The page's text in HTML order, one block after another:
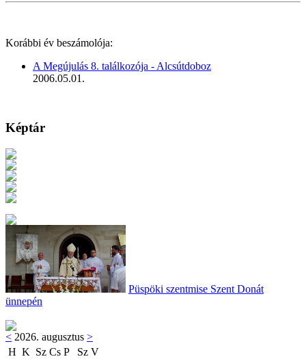
Korábbi év beszámolója:
A Megújulás 8. találkozója - Alcsútdoboz
2006.05.01.
Képtár
Püspöki szentmise Szent Donát
ünnepén
< 2026. augusztus >
H K Sz Cs P Sz V